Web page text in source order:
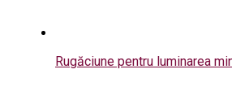
Rugăciune pentru luminarea